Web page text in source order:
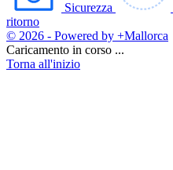
Sicurezza
ritorno
© 2026 - Powered by +Mallorca
Caricamento in corso ...
Torna all'inizio